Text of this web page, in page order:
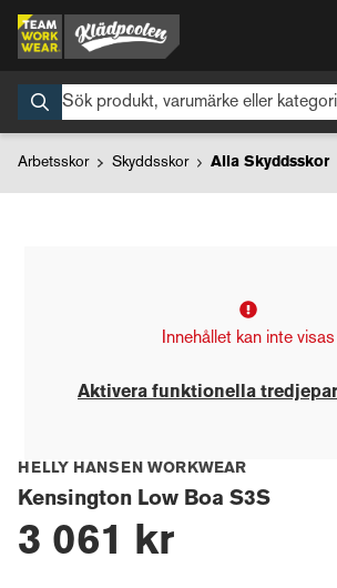
Arbetsskor Skyddsskor Alla Skyddsskor
Innehållet kan inte visas
Aktivera funktionella
HELLY HANSEN WORKWEAR
Kensington Low Boa S3S
3 061 kr